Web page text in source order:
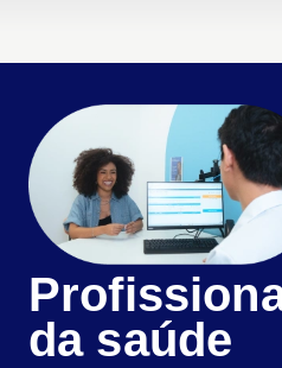
da saúde